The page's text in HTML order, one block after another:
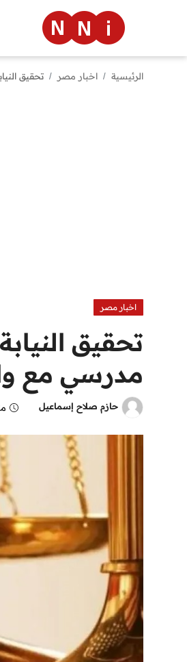
منوعات
الرئيسية اخبار مصر تحقيق
اخبار مصر
تحقيق
مدرسي مع
حازم صلاح إسماعيل